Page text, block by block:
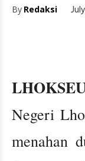
By Redaksi
Negeri
menahan